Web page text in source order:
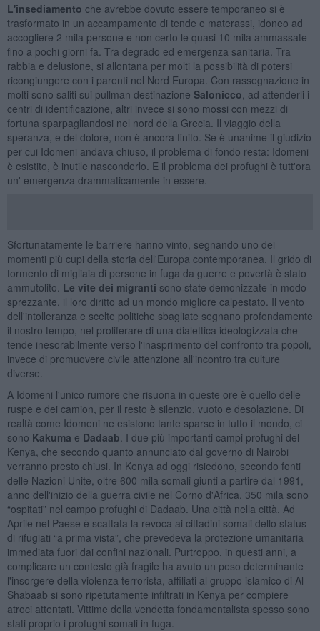
L'insediamento che avrebbe dovuto essere temporaneo si è
trasformato in un accampamento di tende e materassi, idoneo ad
accogliere 2 mila persone e non certo le quasi 10 mila ammassate
fino a pochi giorni fa. Tra degrado ed emergenza sanitaria. Tra
rabbia e delusione, si allontana per molti la possibilità di potersi
ricongiungere con i parenti nel Nord Europa. Con rassegnazione in
molti sono saliti sui pullman destinazione Salonicco , ad attenderli i
centri di identificazione, altri invece si sono mossi con mezzi di
fortuna sparpagliandosi nel nord della Grecia. Il viaggio della
speranza, e del dolore, non è ancora finito. Se è unanime il giudizio
per cui Idomeni andava chiuso, il problema di fondo resta: Idomeni
è esistito, è inutile nasconderlo. E il problema dei profughi è tutt'ora
un' emergenza drammaticamente in essere.
Sfortunatamente le barriere hanno vinto, segnando uno dei
momenti più cupi della storia dell'Europa contemporanea. Il grido di
tormento di migliaia di persone in fuga da guerre e povertà è stato
ammutolito. Le vite dei migranti sono state demonizzate in modo
sprezzante, il loro diritto ad un mondo migliore calpestato. Il vento
dell'intolleranza e scelte politiche sbagliate segnano profondamente
il nostro tempo, nel proliferare di una dialettica ideologizzata che
tende inesorabilmente verso l'inasprimento del confronto tra popoli,
invece di promuovere civile attenzione all'incontro tra culture
diverse.
A Idomeni l'unico rumore che risuona in queste ore è quello delle
ruspe e dei camion, per il resto è silenzio, vuoto e desolazione. Di
realtà come Idomeni ne esistono tante sparse in tutto il mondo, ci
sono Kakuma e Dadaab . I due più importanti campi profughi del
Kenya, che secondo quanto annunciato dal governo di Nairobi
verranno presto chiusi. In Kenya ad oggi risiedono, secondo fonti
delle Nazioni Unite, oltre 600 mila somali giunti a partire dal 1991,
anno dell'inizio della guerra civile nel Corno d'Africa. 350 mila sono
“ospitati” nel campo profughi di Dadaab. Una città nella città. Ad
Aprile nel Paese è scattata la revoca ai cittadini somali dello status
di rifugiati “a prima vista”, che prevedeva la protezione umanitaria
immediata fuori dai confini nazionali. Purtroppo, in questi anni, a
complicare un contesto già fragile ha avuto un peso determinante
l'insorgere della violenza terrorista, affiliati al gruppo islamico di Al
Shabaab si sono ripetutamente infiltrati in Kenya per compiere
atroci attentati. Vittime della vendetta fondamentalista spesso sono
stati proprio i profughi somali in fuga.